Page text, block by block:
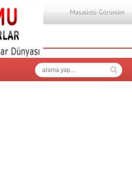
Masaüstü Görünüm